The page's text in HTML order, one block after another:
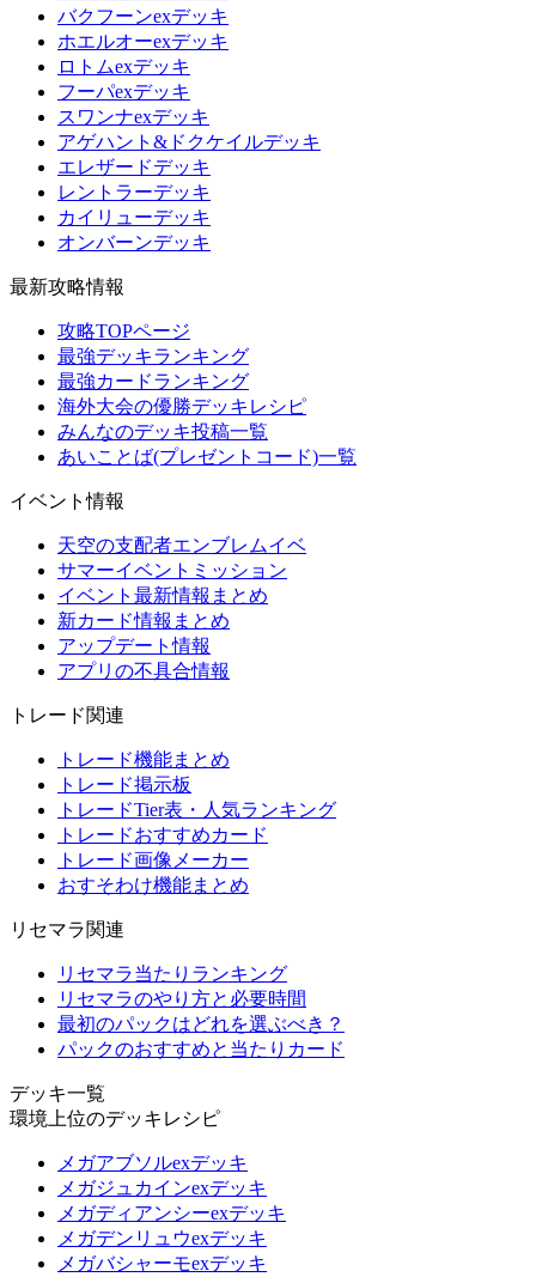
バクフーンexデッキ
ホエルオーexデッキ
ロトムexデッキ
フーパexデッキ
スワンナexデッキ
アゲハント&ドクケイルデッキ
エレザードデッキ
レントラーデッキ
カイリューデッキ
オンバーンデッキ
最新攻略情報
攻略TOPページ
最強デッキランキング
最強カードランキング
海外大会の優勝デッキレシピ
みんなのデッキ投稿一覧
あいことば(プレゼントコード)一覧
イベント情報
天空の支配者エンブレムイベ
サマーイベントミッション
イベント最新情報まとめ
新カード情報まとめ
アップデート情報
アプリの不具合情報
トレード関連
トレード機能まとめ
トレード掲示板
トレードTier表・人気ランキング
トレードおすすめカード
トレード画像メーカー
おすそわけ機能まとめ
リセマラ関連
リセマラ当たりランキング
リセマラのやり方と必要時間
最初のパックはどれを選ぶべき？
パックのおすすめと当たりカード
デッキ一覧
環境上位のデッキレシピ
メガアブソルexデッキ
メガジュカインexデッキ
メガディアンシーexデッキ
メガデンリュウexデッキ
メガバシャーモexデッキ